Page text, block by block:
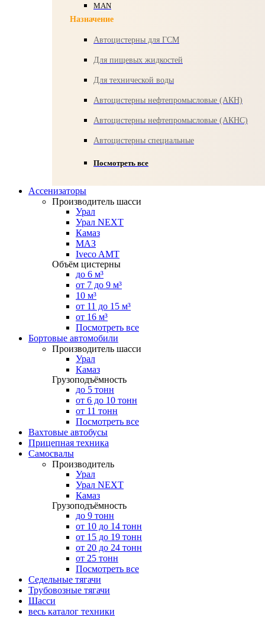
MAN
Назначение
Автоцистерны для ГСМ
Для пищевых жидкостей
Для технической воды
Автоцистерны нефтепромысловые (АКН)
Автоцистерны нефтепромысловые (АКНС)
Автоцистерны специальные
Посмотреть все
Ассенизаторы
Производитель шасси
Урал
Урал NEXT
Камаз
МАЗ
Iveco AMT
Объём цистерны
до 6 м³
от 7 до 9 м³
10 м³
от 11 до 15 м³
от 16 м³
Посмотреть все
Бортовые автомобили
Производитель шасси
Урал
Камаз
Грузоподъёмность
до 5 тонн
от 6 до 10 тонн
от 11 тонн
Посмотреть все
Вахтовые автобусы
Прицепная техника
Самосвалы
Производитель
Урал
Урал NEXT
Камаз
Грузоподъёмность
до 9 тонн
от 10 до 14 тонн
от 15 до 19 тонн
от 20 до 24 тонн
от 25 тонн
Посмотреть все
Седельные тягачи
Трубовозные тягачи
Шасси
весь каталог техники